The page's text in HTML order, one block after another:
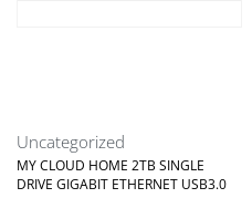
Uncategorized
MY CLOUD HOME 2TB SINGLE
DRIVE GIGABIT ETHERNET USB3.0